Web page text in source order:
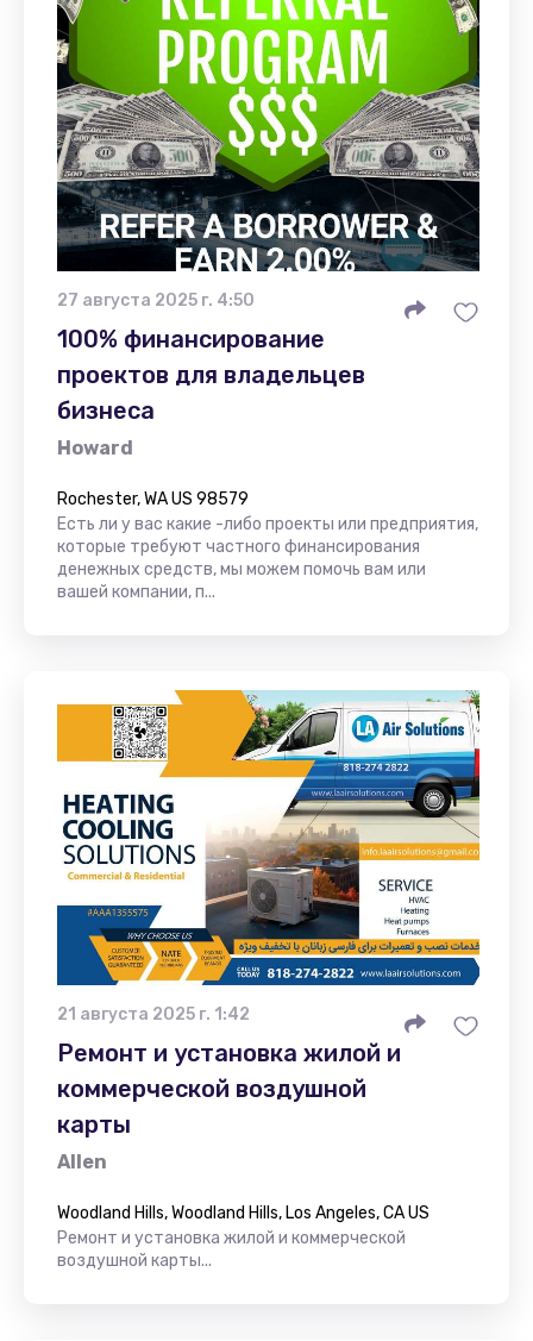
27 августа 2025 г. 4:50
100% финансирование
проектов для владельцев
бизнеса
Howard
Rochester, WA US 98579
Есть ли у вас какие -либо проекты или предприятия,
которые требуют частного финансирования
денежных средств, мы можем помочь вам или
вашей компании, п...
21 августа 2025 г. 1:42
Ремонт и установка жилой и
коммерческой воздушной
карты
Allen
Woodland Hills, Woodland Hills, Los Angeles, CA US
Ремонт и установка жилой и коммерческой
воздушной карты...